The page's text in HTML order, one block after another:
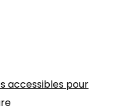
accessibles pour